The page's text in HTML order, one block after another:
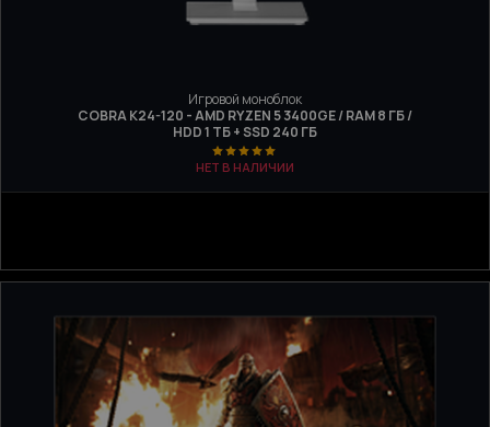
Игровой моноблок
COBRA K24-120 - AMD RYZEN 5 3400GE / RAM 8 ГБ /
HDD 1 ТБ + SSD 240 ГБ
НЕТ В НАЛИЧИИ